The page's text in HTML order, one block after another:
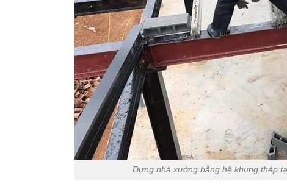
Dựng nhà xưởng bằng hệ khung thép